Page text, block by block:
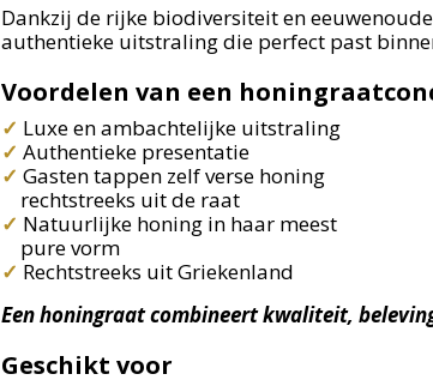
Dankzij de rijke biodiversiteit en
authentieke uitstraling die perfect past
Voordelen van een
✓ Luxe en ambachtelijke uitstraling
✓ Authentieke presentatie
✓ Gasten tappen zelf verse honing
rechtstreeks uit de raat
✓ Natuurlijke honing in haar meest
pure vorm
✓ Rechtstreeks uit Griekenland
Een honingraat combineert kwaliteit,
Geschikt voor